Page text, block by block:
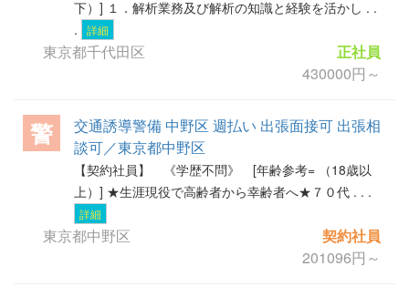
下）] １．解析業務及び解析の知識と経験を活かし . .
.
詳細
東京都千代田区
正社員
430000円～
警
交通誘導警備 中野区 週払い 出張面接可 出張相
談可／東京都中野区
【契約社員】 《学歴不問》 [年齢参考= （18歳以
上）] ★生涯現役で高齢者から幸齢者へ★７０代 . . .
詳細
東京都中野区
契約社員
201096円～